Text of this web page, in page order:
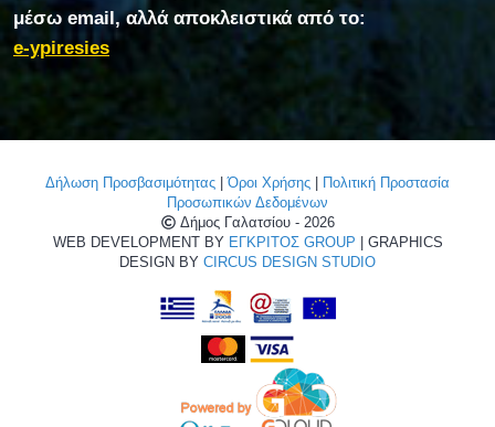
μέσω email, αλλά αποκλειστικά από το:
e-ypiresies
Δήλωση Προσβασιμότητας |Όροι Χρήσης
Πολιτική Προστασία
Προσωπικών Δεδομένων
Δήμος Γαλατσίου - 2026
WEB DEVELOPMENT BY ΕΓΚΡΙΤΟΣ GROUP | GRAPHICS
DESIGN BY CIRCUS DESIGN STUDIO